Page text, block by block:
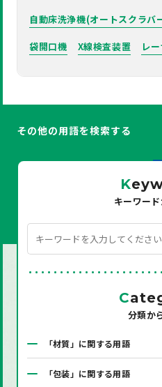
自動床洗浄機(オートスクラバ
袋開口機 X線検査装置 レ
その他の用語を検索する
K
キーワー
C
分類か
「材質」に関する用語
「包装」に関する用語